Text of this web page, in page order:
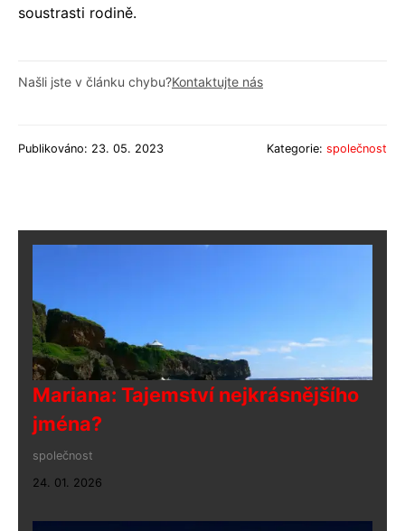
soustrasti rodině.
Našli jste v článku chybu?Kontaktujte nás
Publikováno: 23. 05. 2023 Kategorie: společnost
Mariana: Tajemství nejkrásnějšího
jména?
společnost
24. 01. 2026